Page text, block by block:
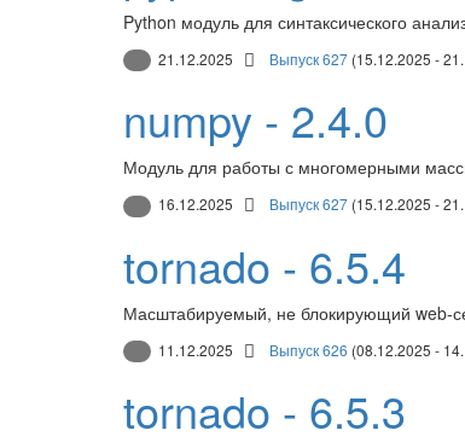
Python модуль для синтаксического
21.12.2025 Выпуск 627 (15.12.2025 -
numpy - 2.4.0
Модуль для работы с многомерными
16.12.2025 Выпуск 627 (15.12.2025 -
tornado - 6.5.4
Масштабируемый, не блокирующий web-
11.12.2025 Выпуск 626 (08.12.2025 -
tornado - 6.5.3